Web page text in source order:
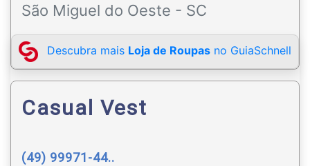
São Miguel do Oeste - SC
Descubra mais Loja de Roupas no GuiaSchnell
Casual Vest
(49) 99971-44..